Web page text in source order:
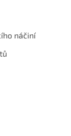
náčiní